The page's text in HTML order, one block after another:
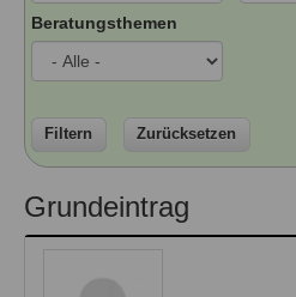
Qualitätssicherung
Qualität unserer Therapeuten
Familienthemen
Veranstaltungen
Seminare und Kurse
Fortbildungen
Ausbildungsinstitute
Information über Qualifikation
Liste der Fachverbände
Sitemap
Links
Formular zur Registrierung
Beratungsthemen
Filtern Zurücksetzen
Grundeintrag